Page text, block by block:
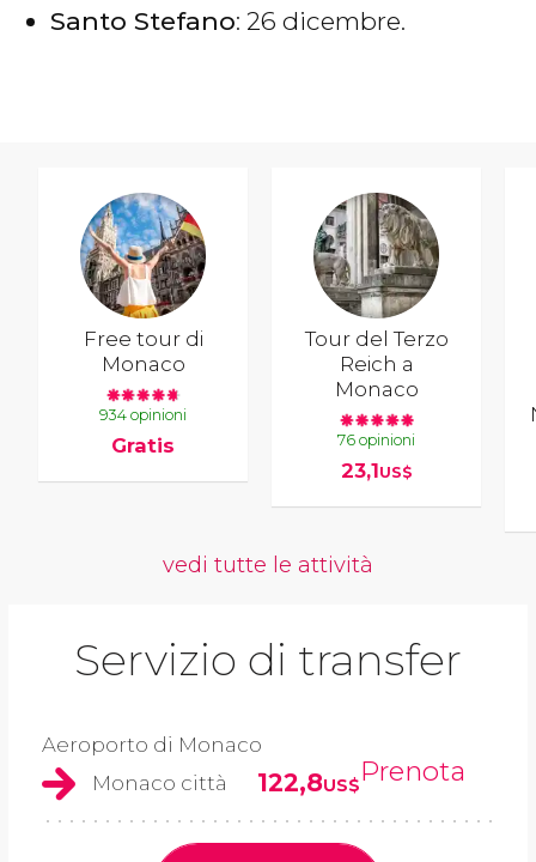
Santo Stefano: 26 dicembre.
Free tour di
Monaco
934 opinioni
Gratis
Tour del Terzo
Reich a
Monaco
76 opinioni
23,1US$
vedi tutte le attività
Servizio di transfer
Aeroporto di Monaco
Monaco città
122,8US$Prenota